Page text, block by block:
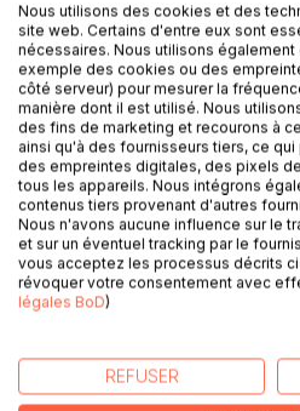
Pascal SCHMITT
LES DESSOUS DE L'EST
En achetant un lot de cassettes
Marc était loin de s'imaginer ce
Son aventure s'était écrite au fil
et s'était dit que ça allait
compter sur son âme de
de crime, curieux, il se laissera
Nous utilisons des cookies et des
site web. Certains d'entre eux sont
nécessaires. Nous utilisons
exemple des cookies ou des
côté serveur) pour mesurer la
manière dont il est utilisé. Nous
des fins de marketing et recourons à
ainsi qu'à des fournisseurs tiers, ce
des empreintes digitales, des pixels
tous les appareils. Nous intégrons
contenus tiers provenant d'autres
Nous n'avons aucune influence sur le
et sur un éventuel tracking par le
vous acceptez les processus décrits
révoquer votre consentement avec
légales BoD)
REFUSER